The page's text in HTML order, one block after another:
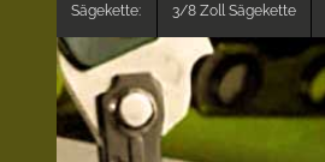
Sägekette: 3/8 Zoll Sägekette